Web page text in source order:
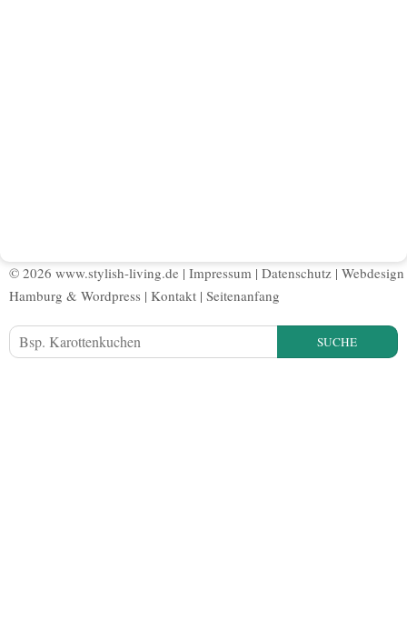
© 2026 www.stylish-living.de | Impressum | Datenschutz | Webdesign
Hamburg & Wordpress | Kontakt | Seitenanfang
SUCHE